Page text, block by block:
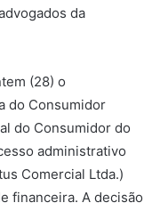
da
(28) o
do Consumidor
do Consumidor do
administrativo
Comercial Ltda.)
financeira. A decisão